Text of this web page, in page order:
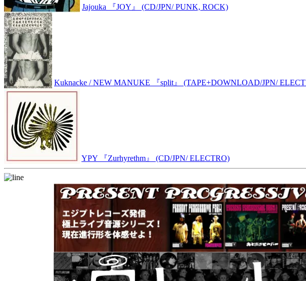
Jajouka 『JOY』 (CD/JPN/ PUNK, ROCK)
Kuknacke / NEW MANUKE 『split』 (TAPE+DOWNLOAD/JPN/
YPY 『Zurhyrethm』 (CD/JPN/ ELECTRO)